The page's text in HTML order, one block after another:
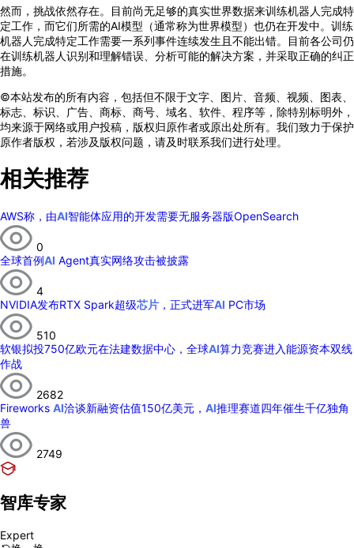
然而，挑战依然存在。目前尚无足够的真实世界数据来训练机器人完成特
定工作，而它们所需的AI模型（通常称为世界模型）也仍在开发中。训练
机器人完成特定工作需要一系列事件连续发生且不能出错。目前各公司仍
在训练机器人识别和理解错误、分析可能的解决方案，并采取正确的纠正
措施。
©本站发布的所有内容，包括但不限于文字、图片、音频、视频、图表、
标志、标识、广告、商标、商号、域名、软件、程序等，除特别标明外，
均来源于网络或用户投稿，版权归原作者或原出处所有。我们致力于保护
原作者版权，若涉及版权问题，请及时联系我们进行处理。
相关推荐
AWS称，由AI智能体应用的开发需要无服务器版OpenSearch
0
全球首例AI Agent真实网络攻击被披露
4
NVIDIA发布RTX Spark超级芯片 ，正式进军AI PC市场
510
软银拟投750亿欧元在法建数据中心，全球AI算力竞赛进入能源资本双线
作战
2682
Fireworks AI洽谈新融资估值150亿美元， AI推理赛道四年催生千亿独角
兽
2749
智库专家
Expert